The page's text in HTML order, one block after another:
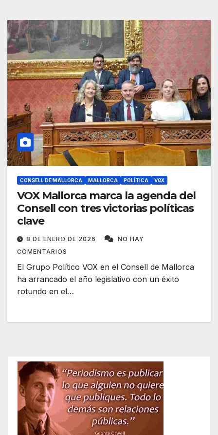
CONSELL DE MALLORCA MALLORCA POLÍTICA VOX
VOX Mallorca marca la agenda del
Consell con tres victorias políticas
clave
8 DE ENERO DE 2026
NO HAY
COMENTARIOS
El Grupo Político VOX en el Consell de Mallorca
ha arrancado el año legislativo con un éxito
rotundo en el…